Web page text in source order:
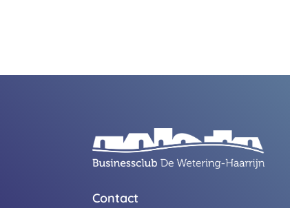
Contact